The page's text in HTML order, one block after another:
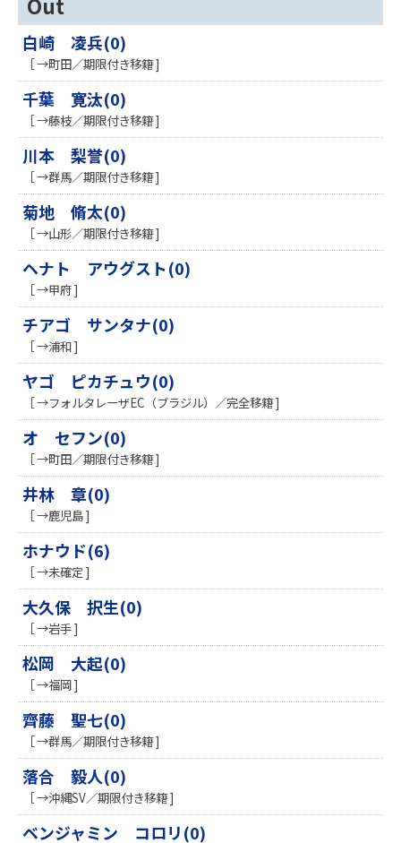
Out
白崎 凌兵(0)
［ →町田／期限付き移籍 ]
千葉 寛汰(0)
［ →藤枝／期限付き移籍 ]
川本 梨誉(0)
［ →群馬／期限付き移籍 ]
菊地 脩太(0)
［ →山形／期限付き移籍 ]
ヘナト アウグスト(0)
［ →甲府 ]
チアゴ サンタナ(0)
［ →浦和 ]
ヤゴ ピカチュウ(0)
［ →フォルタレーザEC（ブラジル）／完全移籍 ]
オ セフン(0)
［ →町田／期限付き移籍 ]
井林 章(0)
［ →鹿児島 ]
ホナウド(6)
［ →未確定 ]
大久保 択生(0)
［ →岩手 ]
松岡 大起(0)
［ →福岡 ]
齊藤 聖七(0)
［ →群馬／期限付き移籍 ]
落合 毅人(0)
［ →沖縄SV／期限付き移籍 ]
ベンジャミン コロリ(0)